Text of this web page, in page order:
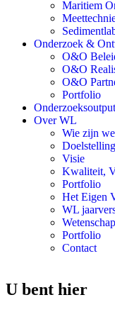
Maritiem
Onderzoek &
O&O
O&O
O&O
Portfolio
Onderzoeksoutput
Over WL
Wie zijn
Visie
Kwaliteit,
Portfolio
Het Eigen
WL
Portfolio
Contact
U bent hier